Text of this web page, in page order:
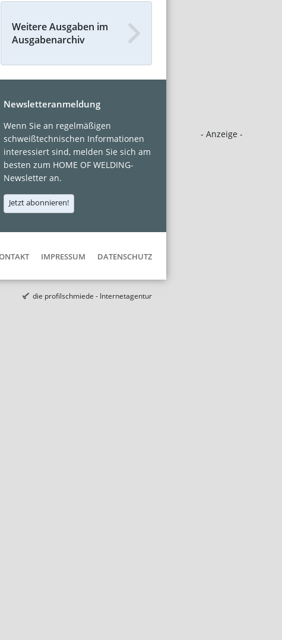
- Anzeige -
Weitere Ausgaben im
Ausgabenarchiv
Newsletteranmeldung
Wenn Sie an regelmäßigen
schweißtechnischen Informationen
interessiert sind, melden Sie sich am
besten zum HOME OF WELDING-
Newsletter an.
Jetzt abonnieren!
IMPRESSUM DATENSCHUTZ
die profilschmiede - Internetagentur